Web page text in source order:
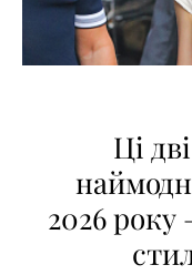
Ці
2026 року